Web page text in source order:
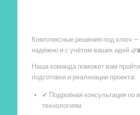
Комплексные решения под ключ —
надёжно и с учётом ваших идей
Наша команда поможет вам
подготовки и реализации проекта:
✔ Подробная консультация по
технологиям